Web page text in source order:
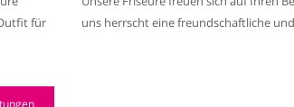
für
uns herrscht eine freundschaftliche